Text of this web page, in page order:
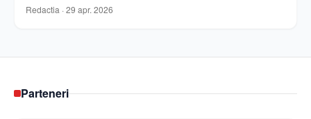
Redactia · 29 apr. 2026
Parteneri